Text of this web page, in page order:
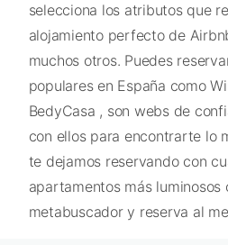
selecciona los atributos que
alojamiento perfecto de
muchos otros. Puedes
populares en España como
BedyCasa , son webs de
con ellos para encontrarte lo
te dejamos reservando con
apartamentos más luminosos
metabuscador y reserva al